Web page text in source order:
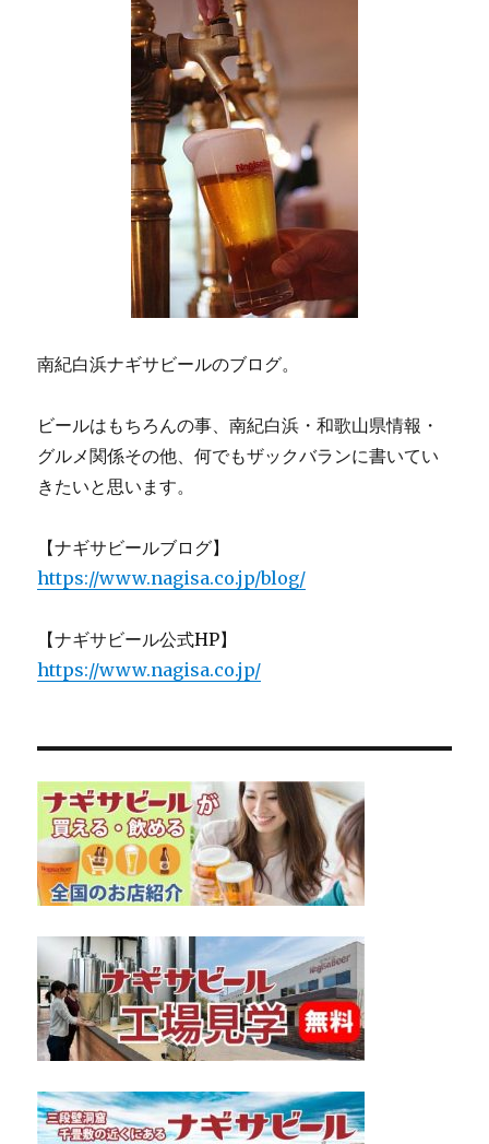
南紀白浜ナギサビールのブログ。
ビールはもちろんの事、南紀白浜・和歌山県情報・
グルメ関係その他、何でもザックバランに書いてい
きたいと思います。
【ナギサビールブログ】
https://www.nagisa.co.jp/blog/
【ナギサビール公式HP】
https://www.nagisa.co.jp/